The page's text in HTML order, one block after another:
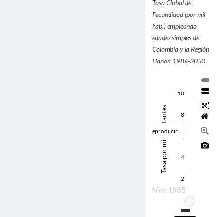
2
4
8
10
Año: 1985
Tasa por mil habitantes
Reproducir
Tasa Global de
Fecundidad (por mil
hab.) empleando
edades simples de
Colombia y la Región
Llanos: 1986-2050